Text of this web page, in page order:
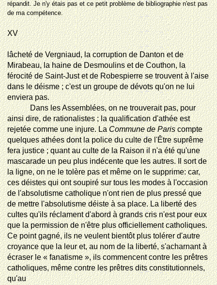
répandit. Je n'y étais pas et ce petit problème de bibliographie n'est pas
de ma compétence.
XV
lâchetéde Vergniaud, la corruption de Danton et de
Mirabeau, la haine de Desmoulins et de Couthon, la
férocité de Saint-Just et de Robespierre se trouvent à l'aise
dans le déisme ; c'est un groupe de dévots qu'on ne lui
enviera pas.
Dans les Assemblées, on ne trouverait pas, pour
ainsi dire, de rationalistes ; la qualification d'athée est
rejetée comme une injure. LaCommune de Pariscompte
quelques athées dont la police du culte de l'Être suprême
fera justice ; quant au culte de la Raison il n'a été qu'une
mascarade un peu plus indécente que les autres. Il sort de
la ligne, on ne le tolère pas et même on le supprime: car,
ces déistes qui ont soupiré sur tous les modes à l'occasion
de l'absolutisme catholique n'ont rien de plus pressé que
de mettre l'absolutisme déiste à sa place. La liberté des
cultes qu'ils réclament d'abord à grands cris n'est pour eux
que la permission de n'être plus officiellement catholiques.
Ce point gagné, ils ne veulent bientôt plus tolérer d'autre
croyance que la leur et, au nom de la liberté, s'acharnant à
écraser le « fanatisme », ils commencent contre les prêtres
catholiques, même contre les prêtres dits constitutionnels,
qu'au